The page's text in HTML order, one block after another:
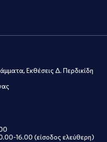
Εκθέσεις Δ. Περδικίδη
16.00 (είσοδος ελεύθερη)